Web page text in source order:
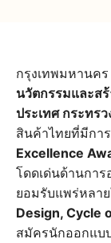
กรุงเทพมหานค
นวัตกรรมและส
ประเทศ กระทร
สินค้าไทยที่มีกา
Excellence
โดดเด่นด้านกา
ยอมรับแพร่หลา
Design, Cycle
สมัครนักออกแบ